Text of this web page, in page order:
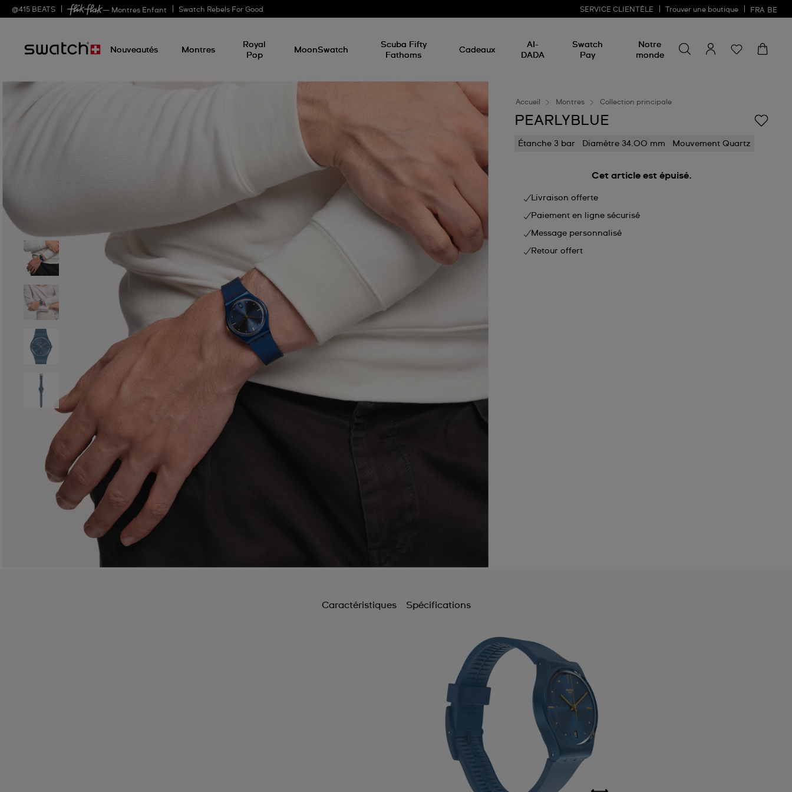
@415 BEATS — Montres Enfant Swatch Rebels For Good SERVICE CLIENTÈLE Trouver une boutique FRA BE
Nouveautés Montres
Royal
Pop
MoonSwatch
Scuba Fifty
Fathoms
Cadeaux
AI-
DADA
Swatch
Pay
Notre
monde
un
produit
Accueil Montres Collection principale
PEARLYBLUE
Étanche 3 bar Diamètre 34.00 mm Mouvement Quartz
Cet article est épuisé.
Livraison offerte
Paiement en ligne sécurisé
Message personnalisé
Retour offert
Caractéristiques Spécifications